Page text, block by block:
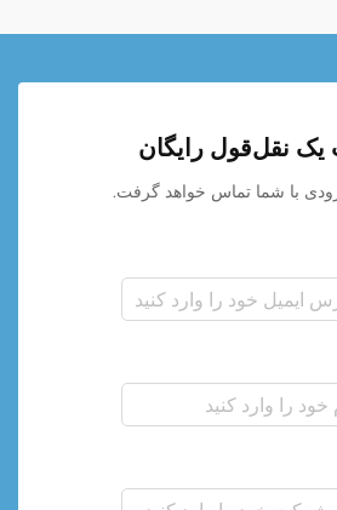
یک نقل‌قول رایگان
زودی با شما تماس خواهد گرفت.